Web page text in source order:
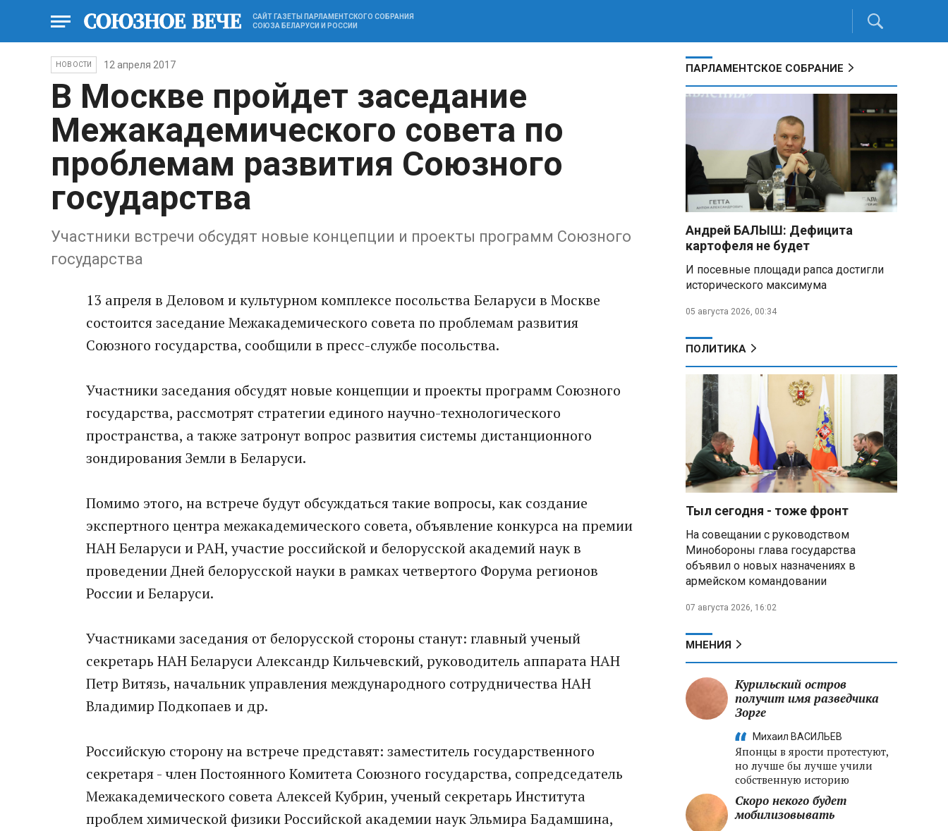
САЙТ ГАЗЕТЫ ПАРЛАМЕНТСКОГО СОБРАНИЯ
СОЮЗА БЕЛАРУСИ И РОССИИ
НОВОСТИ 12 апреля 2017
В Москве пройдет заседание
Межакадемического совета по
проблемам развития Союзного
государства
Участники встречи обсудят новые концепции и проекты программ Союзного
государства
13 апреля в Деловом и культурном комплексе посольства Беларуси в Москве
состоится заседание Межакадемического совета по проблемам развития
Союзного государства, сообщили в пресс-службе посольства.
Участники заседания обсудят новые концепции и проекты программ Союзного
государства, рассмотрят стратегии единого научно-технологического
пространства, а также затронут вопрос развития системы дистанционного
зондирования Земли в Беларуси.
Помимо этого, на встрече будут обсуждаться такие вопросы, как создание
экспертного центра межакадемического совета, объявление конкурса на премии
НАН Беларуси и РАН, участие российской и белорусской академий наук в
проведении Дней белорусской науки в рамках четвертого Форума регионов
России и Беларуси.
Участниками заседания от белорусской стороны станут: главный ученый
секретарь НАН Беларуси Александр Кильчевский, руководитель аппарата НАН
Петр Витязь, начальник управления международного сотрудничества НАН
Владимир Подкопаев и др.
Российскую сторону на встрече представят: заместитель государственного
секретаря - член Постоянного Комитета Союзного государства, сопредседатель
Межакадемического совета Алексей Кубрин, ученый секретарь Института
проблем химической физики Российской академии наук Эльмира Бадамшина,
ПАРЛАМЕНТСКОЕ СОБРАНИЕ
Андрей БАЛЫШ: Дефицита
картофеля не будет
И посевные площади рапса достигли
исторического максимума
05 августа 2026, 00:34
ПОЛИТИКА
Тыл сегодня - тоже фронт
На совещании с руководством
Минобороны глава государства
объявил о новых назначениях в
армейском командовании
07 августа 2026, 16:02
МНЕНИЯ
Курильский остров
получит имя разведчика
Зорге
Михаил ВАСИЛЬЕВ
Японцы в ярости протестуют,
но лучше бы лучше учили
собственную историю
Скоро некого будет
мобилизовывать